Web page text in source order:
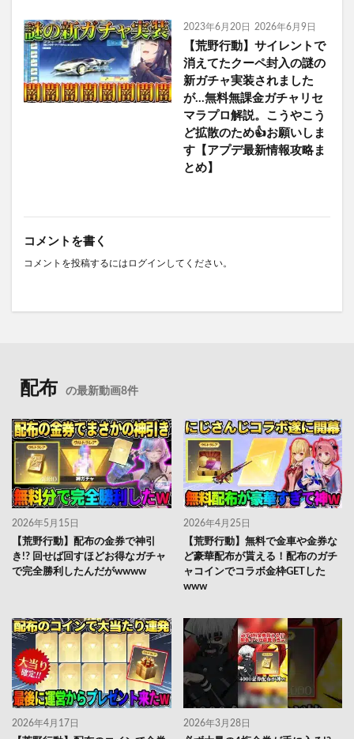
2023年6月20日 2026年6月9日
【荒野行動】サイレントで
消えてたクーペ封入の謎の
新ガチャ実装されました
が…無料無課金ガチャリセ
マラプロ解説。こうやこう
ど拡散のため👍お願いしま
す【アプデ最新情報攻略ま
とめ】
コメントを書く
コメントを投稿するには ログイン してください。
配布 の最新動画8件
2026年5月15日
【荒野行動】配布の金券で神引
き!? 回せば回すほどお得なガチャ
で完全勝利したんだがwwww
2026年4月25日
【荒野行動】無料で金車や金券な
ど豪華配布が貰える！配布のガチ
ャコインでコラボ金枠GETした
www
2026年4月17日 2026年3月28日